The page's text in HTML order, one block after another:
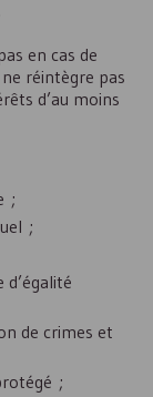
en cas de
réintègre pas
d’au moins
;
;
de crimes et
;